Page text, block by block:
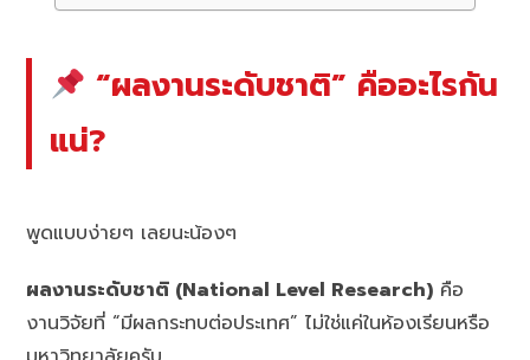
“ผลงานระดับชาติ” คืออะไรกัน
แน่?
พูดแบบง่ายๆ เลยนะน้องๆ
ผลงานระดับชาติ (National Level Research) คือ
งานวิจัยที่ “มีผลกระทบต่อประเทศ” ไม่ใช่แค่ในห้องเรียนหรือ